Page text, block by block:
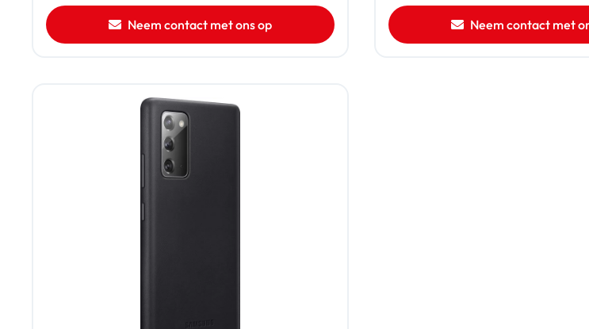
Neem contact met ons op Neem contact met